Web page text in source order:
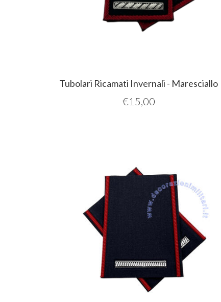
Tubolari Ricamati Invernali - Maresciallo
€15,00